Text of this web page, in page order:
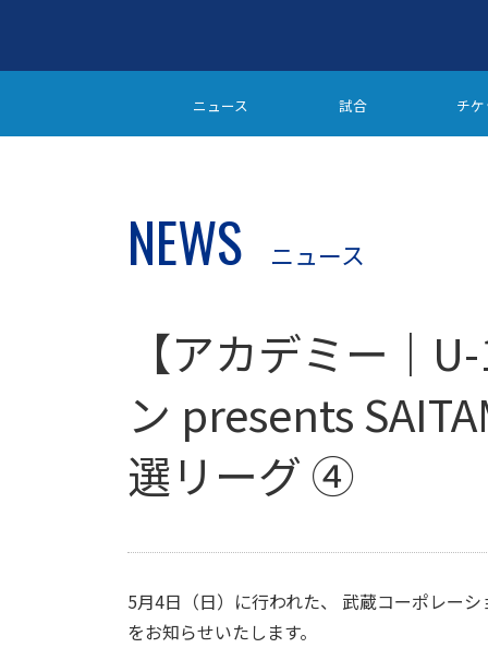
ニュース 試合 チ
NEWS ニュース
【アカデミー｜
ン presents
選リーグ ④
5月4日（日）に行われた、 武蔵コーポレー
をお知らせいたします。